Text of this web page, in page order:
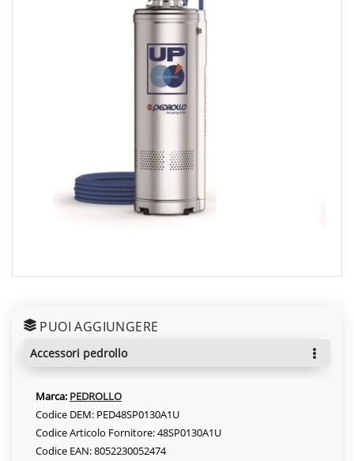
PUOI AGGIUNGERE
accessori pedrollo
Marca: PEDROLLO
Codice DEM: PED48SP0130A1U
Codice Articolo Fornitore: 48SP0130A1U
Codice EAN: 8052230052474